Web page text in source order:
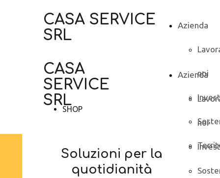
Azienda
noi
CASA SERVICE
SRL
Azienda
noi
CASA
SERVICE
SRL
SHOP
Soluzioni per la
quotidianità